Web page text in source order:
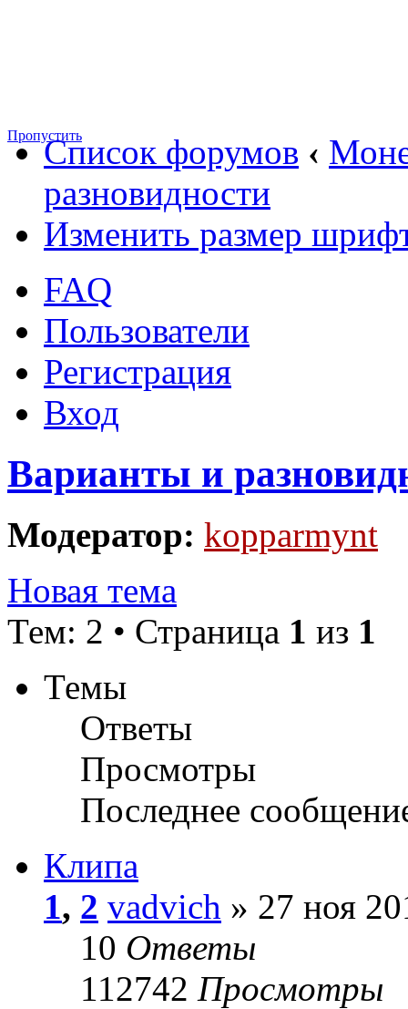
ПропуститьСписок форумов ‹
разновидности
Изменить размер
FAQ
Пользователи
Регистрация
Вход
Варианты и
Модератор: kopparmynt
Новая тема
Тем: 2 • Страница 1 из 1
Темы
Ответы
Просмотры
Последнее
Клипа
1, 2 vadvich » 27 ноя
10 Ответы
112742 Просмотры